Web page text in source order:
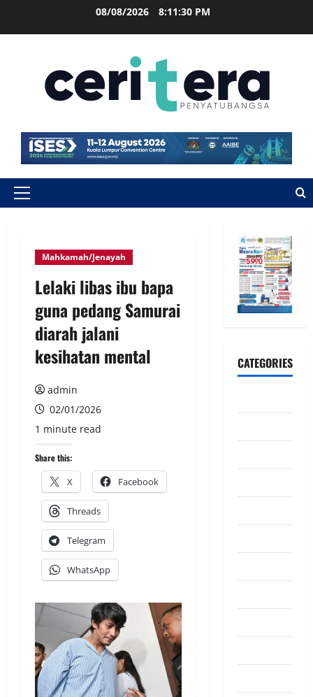
08/08/2026 8:11:30 PM
Mahkamah/Jenayah
Lelaki libas ibu bapa
guna pedang Samurai
diarah jalani
kesihatan mental
admin
02/01/2026
1 minute read
Share this:
X Facebook
Threads
Telegram
WhatsApp
CATEGORIES